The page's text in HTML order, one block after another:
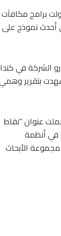
برامج
أحدث نموذج
الشركة في
بتقرير
عنوان “نقاط
في أنظمة
مجموعة الأبحاث